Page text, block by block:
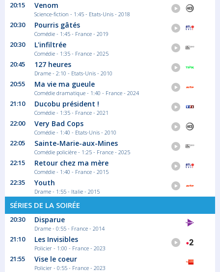
Open d'Écosse
La saison passée, le Chinois Lei Peifan (22
Sport Snooker
01:30
Renewi Tour
Sport Cyclisme
03:00
Open d'Écosse
La saison passée, le Chinois Lei Peifan (22
ans)...
Sport Snooker
20:15 Venom
Science-fiction - 1:45 - Etats-Unis - 2018
20:30 Pourris gâtés
Comédie - 1:45 - France - 2019
20:30 L'infiltrée
Comédie - 1:35 - France - 2025
20:45 127 heures
Drame - 2:10 - Etats-Unis - 2010
20:55 Ma vie ma gueule
Comédie dramatique - 1:40 - France - 2024
21:10 Ducobu président !
Comédie - 1:35 - France - 2021
22:00 Very Bad Cops
Comédie - 1:40 - Etats-Unis - 2010
22:05 Sainte-Marie-aux-Mines
Comédie policière - 1:25 - France - 2025
22:15 Retour chez ma mère
Comédie - 1:40 - France - 2015
22:35 Youth
Drame - 1:55 - Italie - 2015
SÉRIES DE LA SOIRÉE
20:30 Disparue
Drame - 0:55 - France - 2014
21:10 Les Invisibles
Policier - 1:00 - France - 2023
21:55 Vise le coeur
Policier - 0:55 - France - 2023